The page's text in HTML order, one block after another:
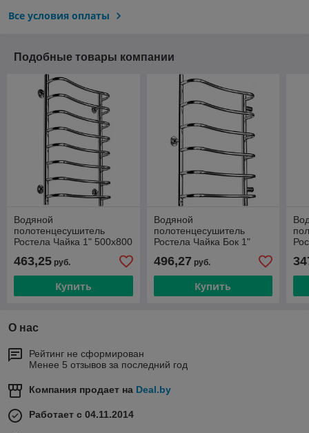
Все условия оплаты
Подобные товары компании
Водяной
полотенцесушитель
Ростела Чайка 1" 500x800
463,25 руб.
Купить
Водяной
полотенцесушитель
Ростела Чайка Бок 1"
496,27 руб.
Купить
О нас
Рейтинг не сформирован
Менее 5 отзывов за последний год
Компания продает на Deal.by
Работает с 04.11.2014